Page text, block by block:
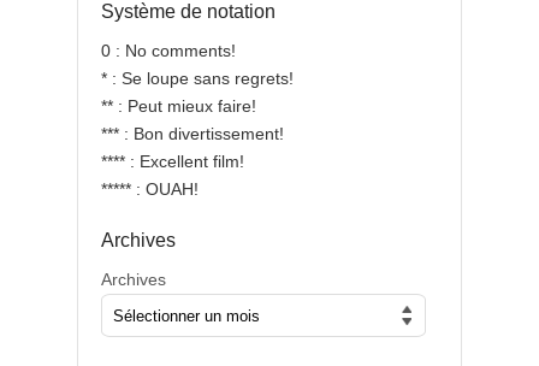
Système de notation
0 : No comments!
* : Se loupe sans regrets!
** : Peut mieux faire!
*** : Bon divertissement!
**** : Excellent film!
***** : OUAH!
Archives
Archives